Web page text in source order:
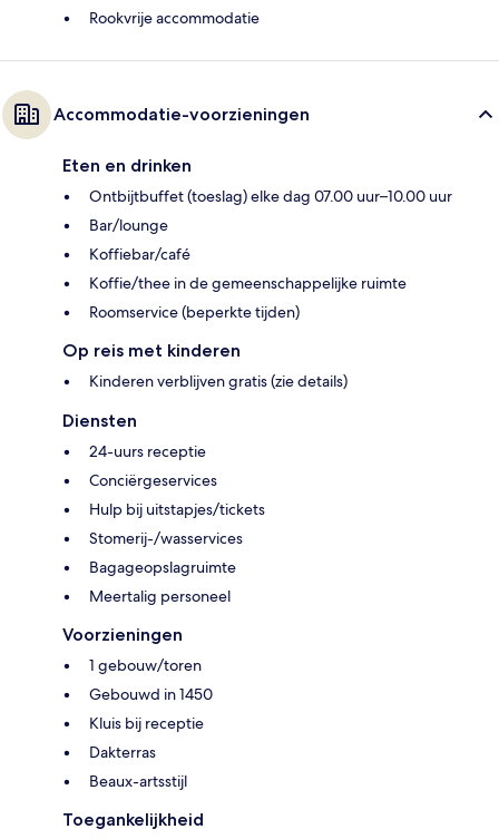
Rookvrije accommodatie
Accommodatie-voorzieningen
Eten en drinken
Ontbijtbuffet (toeslag) elke dag 07.00 uur–10.00 uur
Bar/lounge
Koffiebar/café
Koffie/thee in de gemeenschappelijke ruimte
Roomservice (beperkte tijden)
Op reis met kinderen
Kinderen verblijven gratis (zie details)
Diensten
24-uurs receptie
Conciërgeservices
Hulp bij uitstapjes/tickets
Stomerij-/wasservices
Bagageopslagruimte
Meertalig personeel
Voorzieningen
1 gebouw/toren
Gebouwd in 1450
Kluis bij receptie
Dakterras
Beaux-artsstijl
Toegankelijkheid